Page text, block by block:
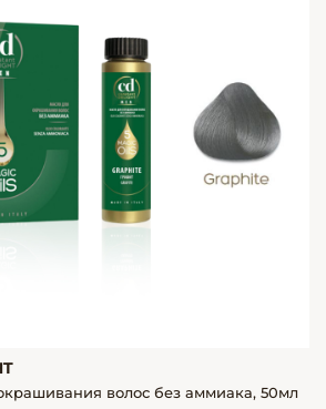
волос без аммиака, 50мл